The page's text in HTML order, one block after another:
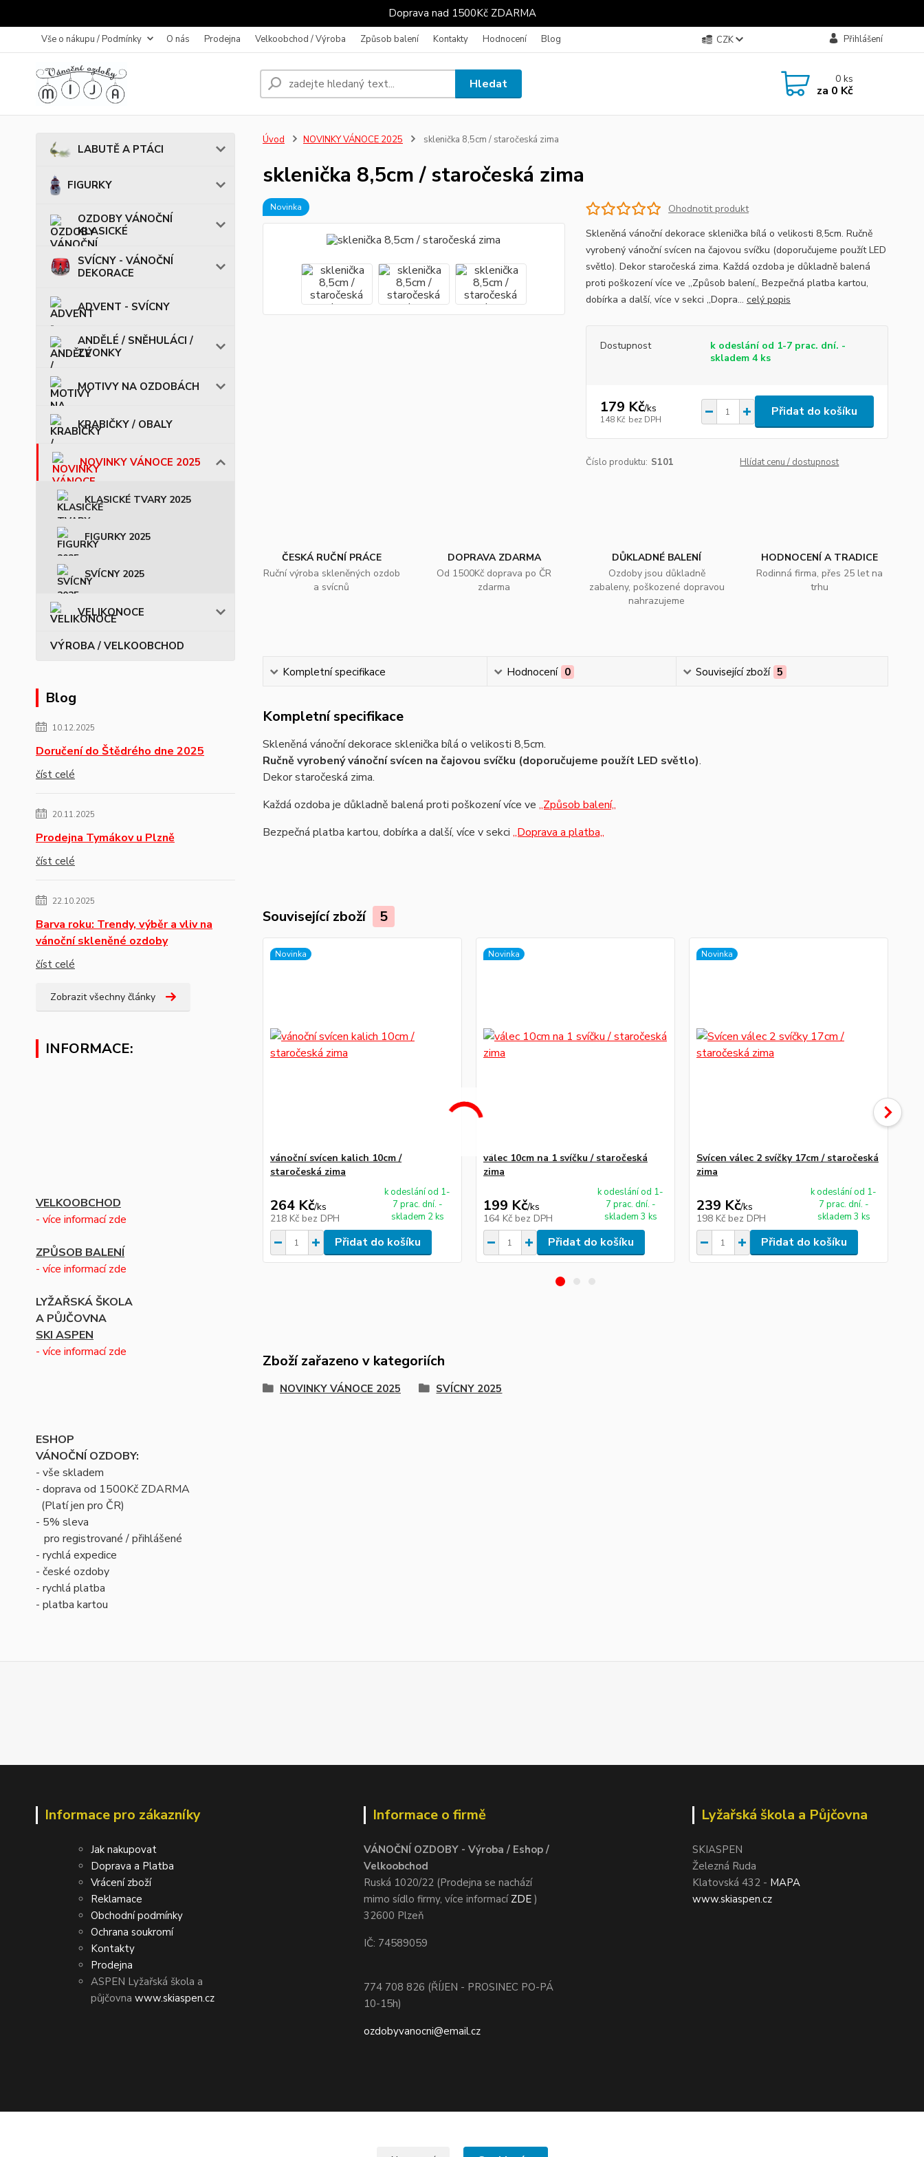
Doprava nad 1500Kč ZDARMA
Vše o nákupu / Podmínky O nás Prodejna Velkoobchod / Výroba Způsob balení Kontakty Hodnocení Blog CZK Přihlášení
Hledat 0ks
za 0 Kč
LABUTĚ A PTÁCI
FIGURKY
OZDOBY VÁNOČNÍ
KLASICKÉ
SVÍCNY - VÁNOČNÍ
DEKORACE
ADVENT - SVÍCNY
ANDĚLÉ / SNĚHULÁCI /
ZVONKY
MOTIVY NA OZDOBÁCH
KRABIČKY / OBALY
NOVINKY VÁNOCE 2025
KLASICKÉ TVARY 2025
FIGURKY 2025
SVÍCNY 2025
VELIKONOCE
VÝROBA / VELKOOBCHOD
Blog
10.12.2025
Doručení do Štědrého dne 2025
číst celé
20.11.2025
Prodejna Tymákov u Plzně
číst celé
22.10.2025
Barva roku: Trendy, výběr a vliv na
vánoční skleněné ozdoby
číst celé
Zobrazit všechny články
INFORMACE:
VELKOOBCHOD
- více informací zde
ZPŮSOB BALENÍ
- více informací zde
LYŽAŘSKÁ ŠKOLA
A PŮJČOVNA
SKI ASPEN
- více informací zde
ESHOP
VÁNOČNÍ OZDOBY:
- vše skladem
- doprava od 1500Kč ZDARMA
(Platí jen pro ČR)
- 5% sleva
pro registrované / přihlášené
- rychlá expedice
- české ozdoby
- rychlá platba
- platba kartou
Úvod NOVINKY VÁNOCE 2025 sklenička 8,5cm / staročeská zima
sklenička 8,5cm / staročeská zima
Novinka
Ohodnotit produkt
Skleněná vánoční dekorace sklenička bílá o velikosti 8,5cm. Ručně
vyrobený vánoční svícen na čajovou svíčku (doporučujeme použít LED
světlo). Dekor staročeská zima. Každá ozdoba je důkladně balená
proti poškození více ve ,,Způsob balení,, Bezpečná platba kartou,
dobírka a další, více v sekci ,,Dopra... celý popis
Dostupnost
k odeslání od 1-7 prac. dní. -
skladem 4 ks
179 Kč/ks
148 Kč bez DPH
Přidat do košíku
Číslo produktu: S101 Hlídat cenu / dostupnost
ČESKÁ RUČNÍ PRÁCE
Ruční výroba skleněných ozdob
a svícnů
DOPRAVA ZDARMA
Od 1500Kč doprava po ČR
zdarma
DŮKLADNÉ BALENÍ
Ozdoby jsou důkladně
zabaleny, poškozené dopravou
nahrazujeme
HODNOCENÍ A TRADICE
Rodinná firma, přes 25 let na
trhu
Kompletní specifikace Hodnocení 0 Související zboží 5
Kompletní specifikace
Skleněná vánoční dekorace sklenička bílá o velikosti 8,5cm.
Ručně vyrobený vánoční svícen na čajovou svíčku (doporučujeme použít LED světlo).
Dekor staročeská zima.
Každá ozdoba je důkladně balená proti poškození více ve ,,Způsob balení,,
Bezpečná platba kartou, dobírka a další, více v sekci ,,Doprava a platba,,
Související zboží 5
Novinka
vánoční svícen kalich 10cm /
staročeská zima
264 Kč/ks
218 Kč bez DPH
k odeslání od 1-
7 prac. dní. -
skladem 2 ks
Přidat do košíku
Novinka
válec 10cm na 1 svíčku / staročeská
zima
199 Kč/ks
164 Kč bez DPH
k odeslání od 1-
7 prac. dní. -
skladem 3 ks
Přidat do košíku
Novinka
Svícen válec 2 svíčky 17cm / staročeská
zima
239 Kč/ks
198 Kč bez DPH
k odeslání od 1-
7 prac. dní. -
skladem 3 ks
Přidat do košíku
Zboží zařazeno v kategoriích
NOVINKY VÁNOCE 2025 SVÍCNY 2025
Informace pro zákazníky
Jak nakupovat
Doprava a Platba
Vrácení zboží
Reklamace
Obchodní podmínky
Ochrana soukromí
Kontakty
Prodejna
ASPEN Lyžařská škola a
půjčovna www.skiaspen.cz
Informace o firmě
VÁNOČNÍ OZDOBY - Výroba / Eshop /
Velkoobchod
Ruská 1020/22 (Prodejna se nachází
mimo sídlo firmy, více informací ZDE )
32600 Plzeň
IČ: 74589059
774 708 826 (ŘÍJEN - PROSINEC PO-PÁ
10-15h)
ozdobyvanocni@email.cz
Lyžařská škola a Půjčovna
SKIASPEN
Železná Ruda
Klatovská 432 - MAPA
www.skiaspen.cz